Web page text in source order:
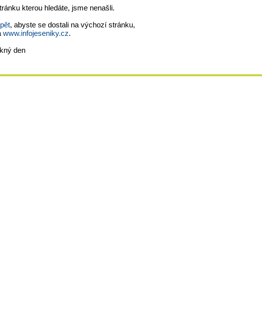
kterou hledáte, jsme nenašli.
, abyste se dostali na výchozí stránku,
www.infojeseniky.cz.
den